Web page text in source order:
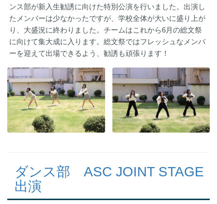
ンス部が新入生勧誘に向けた特別公演を行いました。出演し
たメンバーは少なかったですが、学校全体が大いに盛り上が
り、大盛況に終わりました。チームはこれから6月の総文祭
に向けて集大成に入ります。総文祭ではフレッシュなメンバ
ーを迎えて出場できるよう、勧誘も頑張ります！
ダンス部 ASC JOINT STAGE
出演